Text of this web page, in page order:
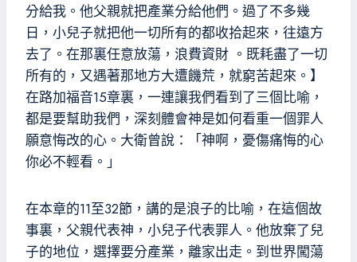
分給我。他父親就把產業分給他們。過了不多幾
日，小兒子就把他一切所有的都收拾起來，往遠方
去了。在那裏任意放蕩，浪費資財 。既耗盡了一切
所有的，又遇著那地方大遭饑荒，就窮苦起來。】
在路加福音15章裏，一連讓我們看到了三個比喻，
都是要幫助我們，深刻體會神是如何看重一個罪人
願意悔改的心。大衛曾說：「神啊，憂傷痛悔的心
你必不輕看。」
在本章的11至32節，講的是浪子的比喻，在這個故
事裏，父親代表神，小兒子代表罪人。他放棄了兒
子的地位，選擇要分產業，離家出走。到世界闖蕩